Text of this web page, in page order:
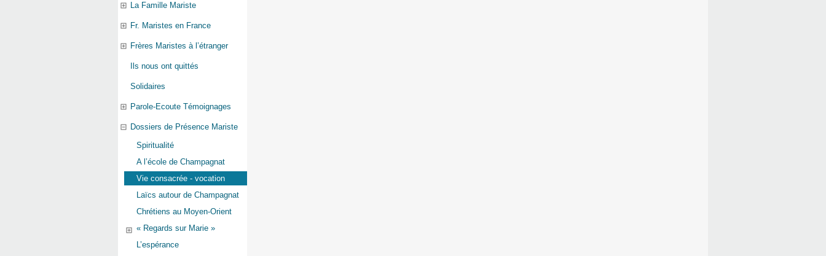
La Famille Mariste
Fr. Maristes en France
Frères Maristes à l’étranger
Ils nous ont quittés
Solidaires
Parole-Ecoute Témoignages
Dossiers de Présence Mariste
Spiritualité
A l’école de Champagnat
Vie consacrée - vocation
Laïcs autour de Champagnat
Chrétiens au Moyen-Orient
« Regards sur Marie »
L’espérance